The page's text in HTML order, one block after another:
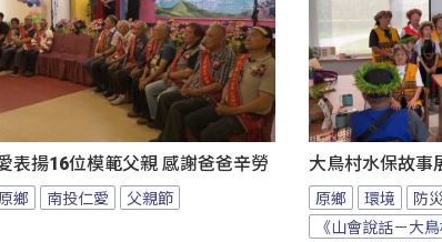
表揚16位模範父親 感謝爸爸辛勞
原鄉 南投仁愛 父親節
大鳥村水保故事
原鄉 環境 防災
《山會說話－大